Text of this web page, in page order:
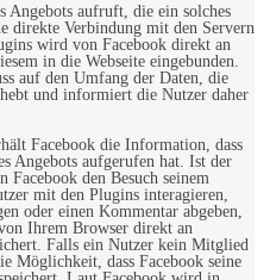
Angebots aufruft, die ein solches
direkte Verbindung mit den Servern
wird von Facebook direkt an
in die Webseite eingebunden.
auf den Umfang der Daten, die
und informiert die Nutzer daher
Facebook die Information, dass
Angebots aufgerufen hat. Ist der
Facebook den Besuch seinem
mit den Plugins interagieren,
oder einen Kommentar abgeben,
Ihrem Browser direkt an
Falls ein Nutzer kein Mitglied
Möglichkeit, dass Facebook seine